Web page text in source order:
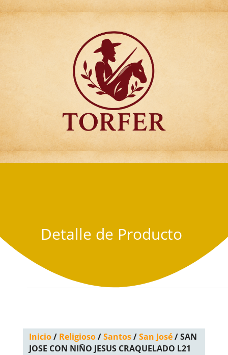
Articulos para
Regalo Torfer.
Detalle de Producto
Inicio/ Religioso/Santos/San José/ SAN
JOSE CON NIÑO JESUS CRAQUELADO L21